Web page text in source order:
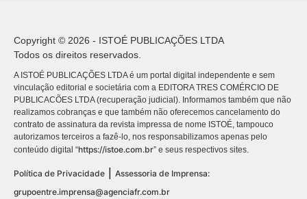
Copyright © 2026 - ISTOÉ PUBLICAÇÕES LTDA
Todos os direitos reservados.
A ISTOÉ PUBLICAÇÕES LTDA é um portal digital independente e sem
vinculação editorial e societária com a EDITORA TRES COMÉRCIO DE
PUBLICACÕES LTDA (recuperação judicial). Informamos também que não
realizamos cobranças e que também não oferecemos cancelamento do
contrato de assinatura da revista impressa de nome ISTOÉ, tampouco
autorizamos terceiros a fazê-lo, nos responsabilizamos apenas pelo
conteúdo digital “https://istoe.com.br” e seus respectivos sites.
Política de Privacidade
Assessoria de Imprensa:
grupoentre.imprensa@agenciafr.com.br